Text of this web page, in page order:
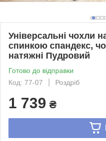
Універсальні чохли
спинкою спандекс,
натяжні Пудровий
Готово до відправки
Код: 77-07
Роздріб
1 739 ₴